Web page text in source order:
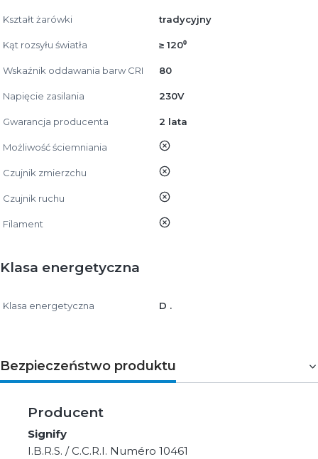
Kształt żarówki tradycyjny
Kąt rozsyłu światła ≥ 120⁰
Wskaźnik oddawania barw CRI 80
Napięcie zasilania 230V
Gwarancja producenta 2 lata
Możliwość ściemniania nie
Czujnik zmierzchu nie
Czujnik ruchu nie
Filament nie
Klasa energetyczna
Klasa energetyczna D .
Bezpieczeństwo produktu
Producent
Signify
I.B.R.S. / C.C.R.I. Numéro 10461